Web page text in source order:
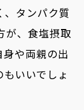
、タンパク質
が、食塩摂取
や両親の出
いいでしょ